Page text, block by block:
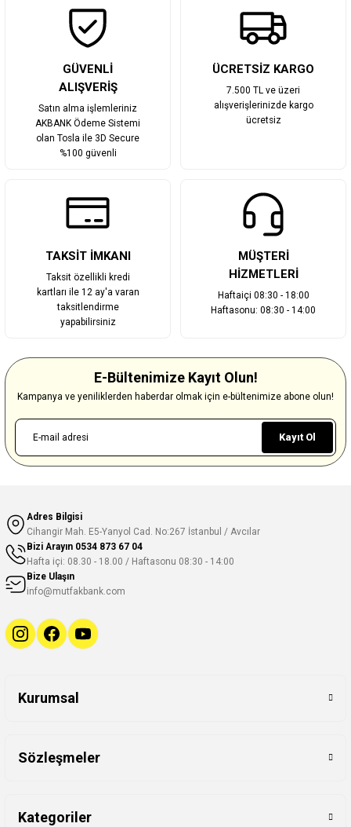
GÜVENLİ
ALIŞVERİŞ
Satın alma işlemleriniz
AKBANK Ödeme Sistemi
olan Tosla ile 3D Secure
%100 güvenli
ÜCRETSİZ KARGO
7.500 TL ve üzeri
alışverişlerinizde kargo
ücretsiz
TAKSİT İMKANI
Taksit özellikli kredi
kartları ile 12 ay'a varan
taksitlendirme
yapabilirsiniz
MÜŞTERİ
HİZMETLERİ
Haftaiçi 08:30 - 18:00
Haftasonu: 08:30 - 14:00
E-Bültenimize Kayıt Olun!
Kampanya ve yeniliklerden haberdar olmak için e-bültenimize abone olun!
Kayıt Ol
Adres Bilgisi
Cihangir Mah. E5-Yanyol Cad. No:267 İstanbul / Avcılar
Bizi Arayın 0534 873 67 04
Hafta içi: 08.30 - 18.00 / Haftasonu 08:30 - 14:00
Bize Ulaşın
info@mutfakbank.com
Kurumsal
Sözleşmeler
Kategoriler